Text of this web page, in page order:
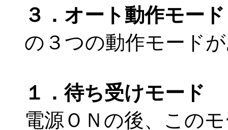
３．オート動作モード
の３つの動作モード
１．待ち受けモード
電源ＯＮの後、この